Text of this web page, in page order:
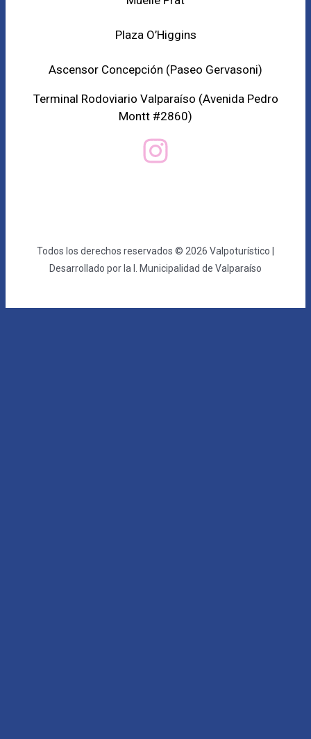
Plaza O’Higgins
Ascensor Concepción (Paseo Gervasoni)
Terminal Rodoviario Valparaíso (Avenida Pedro
Montt #2860)
Todos los derechos reservados © 2026 Valpoturístico |
Desarrollado por la I. Municipalidad de Valparaíso